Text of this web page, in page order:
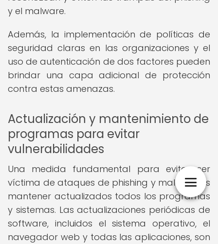
y el malware.
Además, la implementación de políticas de
seguridad claras en las organizaciones y el
uso de autenticación de dos factores pueden
brindar una capa adicional de protección
contra estas amenazas.
Actualización y mantenimiento de
programas para evitar
vulnerabilidades
Una medida fundamental para evitar ser
víctima de ataques de phishing y malware es
mantener actualizados todos los programas
y sistemas. Las actualizaciones periódicas de
software, incluidos el sistema operativo, el
navegador web y todas las aplicaciones, son